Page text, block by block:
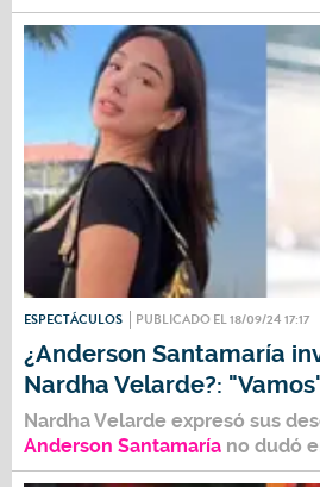
ESPECTÁCULOS PUBLICADO EL 18/09/24 17:17
¿Anderson Santamaría
Nardha Velarde?:
Nardha Velarde expresó sus
Anderson Santamaría no dudó